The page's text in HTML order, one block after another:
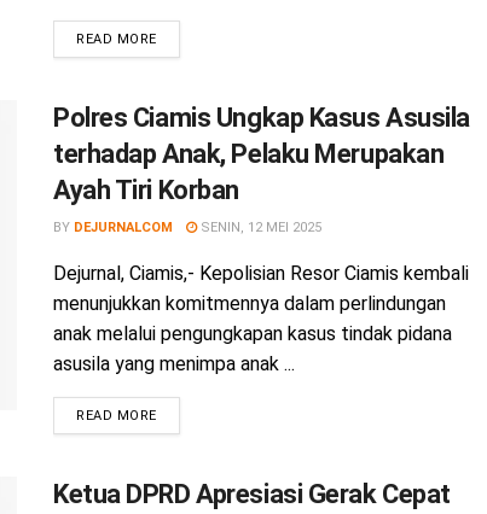
READ MORE
Polres Ciamis Ungkap Kasus Asusila
terhadap Anak, Pelaku Merupakan
Ayah Tiri Korban
BY DEJURNALCOM SENIN, 12 MEI 2025
Dejurnal, Ciamis,- Kepolisian Resor Ciamis kembali
menunjukkan komitmennya dalam perlindungan
anak melalui pengungkapan kasus tindak pidana
asusila yang menimpa anak ...
READ MORE
Ketua DPRD Apresiasi Gerak Cepat